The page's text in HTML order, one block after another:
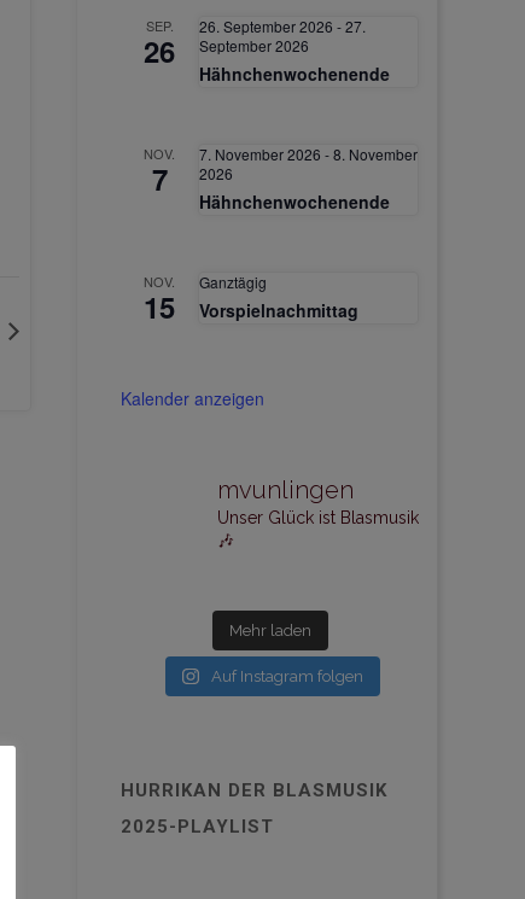
SEP.
26
26. September 2026 -27.
September 2026
Hähnchenwochenende
NOV.
7
7. November 2026 -8. November
2026
Hähnchenwochenende
NOV.
15
Ganztägig
Vorspielnachmittag
Kalender anzeigen
mvunlingen
Unser Glück ist Blasmusik
🎶
Mehr laden
Auf Instagram folgen
HURRIKAN DER BLASMUSIK
2025-PLAYLIST